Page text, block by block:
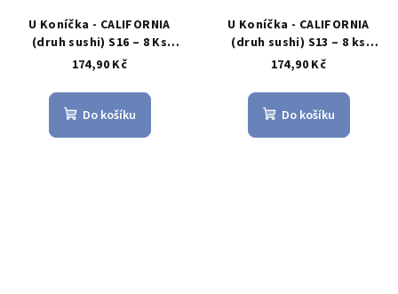
U Koníčka - CALIFORNIA
(druh sushi) S16 – 8 Ks
(krab, avokádo, okurka,
174,90 Kč
Do košíku
U Koníčka - CALIFORNIA
(druh sushi) S13 – 8 ks
(losos, avokádo, okurka,
174,90 Kč
Do košíku